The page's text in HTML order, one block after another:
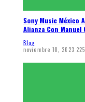
Sony Music México
Alianza Con Manuel
Blog
noviembre 10, 2023